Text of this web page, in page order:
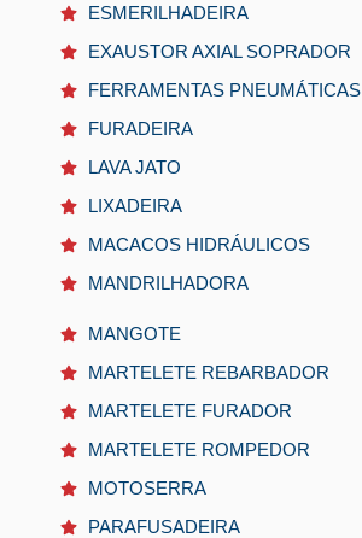
ESMERILHADEIRA
EXAUSTOR AXIAL SOPRADOR
FERRAMENTAS PNEUMÁTICAS
FURADEIRA
LAVA JATO
LIXADEIRA
MACACOS HIDRÁULICOS
MANDRILHADORA
MANGOTE
MARTELETE REBARBADOR
MARTELETE FURADOR
MARTELETE ROMPEDOR
MOTOSERRA
PARAFUSADEIRA